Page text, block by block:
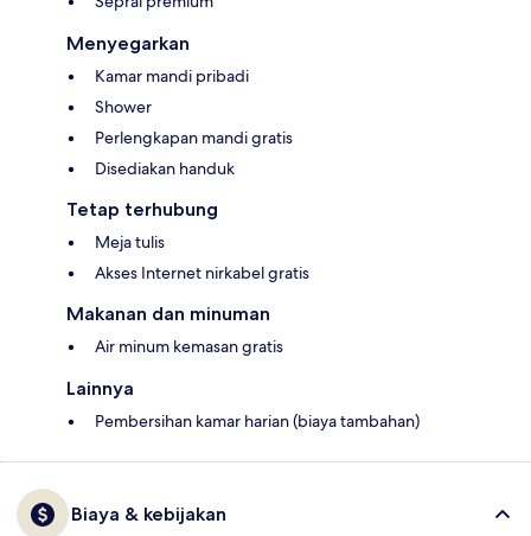
Menyegarkan
Kamar mandi pribadi
Shower
Perlengkapan mandi gratis
Disediakan handuk
Tetap terhubung
Meja tulis
Akses Internet nirkabel gratis
Makanan dan minuman
Air minum kemasan gratis
Lainnya
Pembersihan kamar harian (biaya tambahan)
Biaya & kebijakan